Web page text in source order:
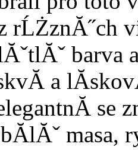
rĹŻznĂ˝ch
a
se
masa,